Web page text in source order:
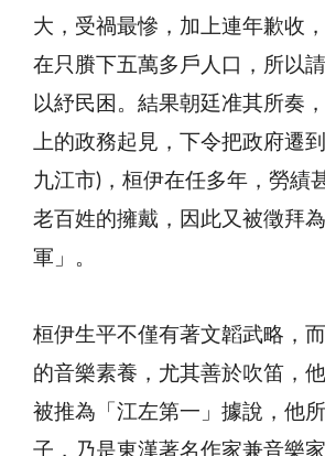
大，受禍最慘，加上連年歉收
在只賸下五萬多戶人口，所以
以紓民困。結果朝廷准其所奏
上的政務起見，下令把政府遷
九江市)，桓伊在任多年，勞績
老百姓的擁戴，因此又被徵拜
軍」。
桓伊生平不僅有著文韜武略，
的音樂素養，尤其善於吹笛，
被推為「江左第一」據說，他
子，乃是東漢著名作家兼音樂